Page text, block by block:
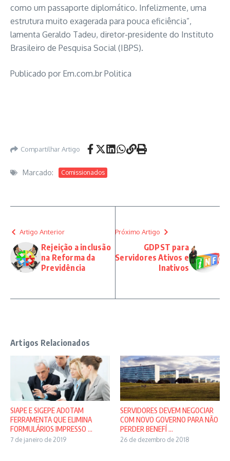
como um passaporte diplomático. Infelizmente, uma
estrutura muito exagerada para pouca eficiência”,
lamenta Geraldo Tadeu, diretor-presidente do Instituto
Brasileiro de Pesquisa Social (IBPS).
Publicado por Em.com.br Politica
Compartilhar Artigo
Marcado: Comissionados
Artigo Anterior
Rejeição a inclusão
na Reforma da
Previdência
Próximo Artigo
GDPST para
Servidores Ativos e
Inativos
Artigos Relacionados
SIAPE E SIGEPE ADOTAM
FERRAMENTA QUE ELIMINA
FORMULÁRIOS IMPRESSO ...
7 de janeiro de 2019
SERVIDORES DEVEM NEGOCIAR
COM NOVO GOVERNO PARA NÃO
PERDER BENEFÍ ...
26 de dezembro de 2018